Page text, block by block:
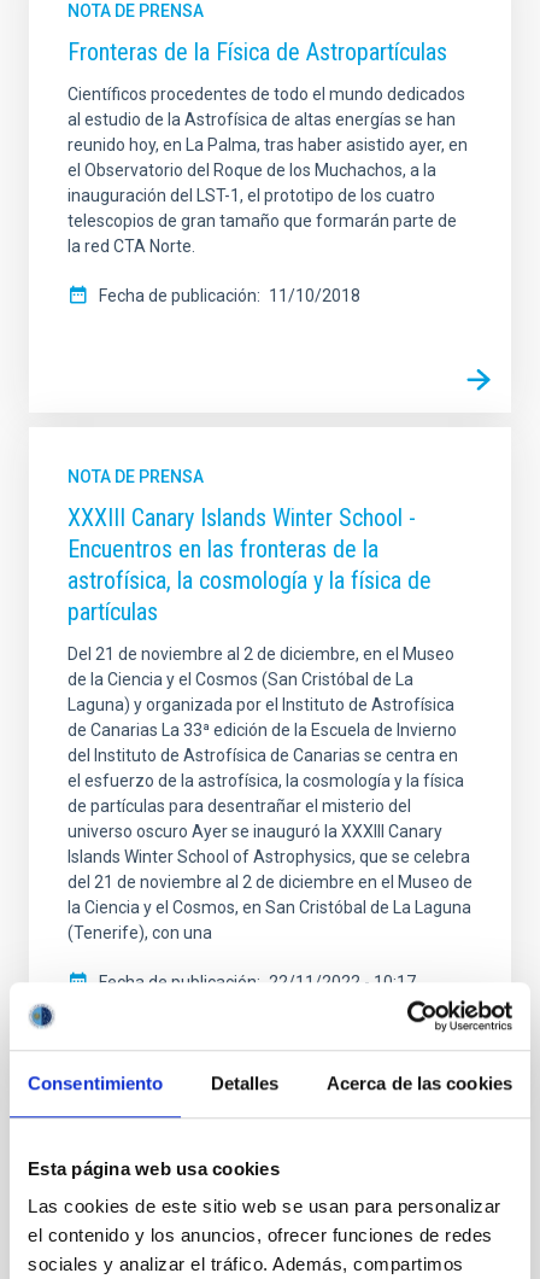
Consentimiento Detalles Acerca de las cookies
Esta página web usa cookies
Las cookies de este sitio web se usan para personalizar
el contenido y los anuncios, ofrecer funciones de redes
sociales y analizar el tráfico. Además, compartimos
NOTA DE PRENSA
Fronteras de la Física de Astropartículas
Científicos procedentes de todo el mundo dedicados
al estudio de la Astrofísica de altas energías se han
reunido hoy, en La Palma, tras haber asistido ayer, en
el Observatorio del Roque de los Muchachos, a la
inauguración del LST-1, el prototipo de los cuatro
telescopios de gran tamaño que formarán parte de
la red CTA Norte.
Fecha de publicación 11/10/2018
NOTA DE PRENSA
XXXIII Canary Islands Winter School -
Encuentros en las fronteras de la
astrofísica, la cosmología y la física de
partículas
Del 21 de noviembre al 2 de diciembre, en el Museo
de la Ciencia y el Cosmos (San Cristóbal de La
Laguna) y organizada por el Instituto de Astrofísica
de Canarias La 33ª edición de la Escuela de Invierno
del Instituto de Astrofísica de Canarias se centra en
el esfuerzo de la astrofísica, la cosmología y la física
de partículas para desentrañar el misterio del
universo oscuro Ayer se inauguró la XXXIII Canary
Islands Winter School of Astrophysics, que se celebra
del 21 de noviembre al 2 de diciembre en el Museo de
la Ciencia y el Cosmos, en San Cristóbal de La Laguna
(Tenerife), con una
Fecha de publicación 22/11/2022 - 10:17
TIPO DE NOTICIA
ÁMBITO
CIENCIA Y TECNOLOGÍA